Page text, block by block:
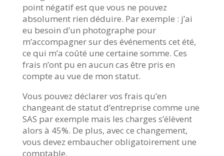
point négatif est que vous ne pouvez
absolument rien déduire. Par exemple : j’ai
eu besoin d’un photographe pour
m’accompagner sur des événements cet été,
ce qui m’a coûté une certaine somme. Ces
frais n’ont pu en aucun cas être pris en
compte au vue de mon statut.
Vous pouvez déclarer vos frais qu’en
changeant de statut d’entreprise comme une
SAS par exemple mais les charges s’élèvent
alors à 45%. De plus, avec ce changement,
vous devez embaucher obligatoirement une
comptable.